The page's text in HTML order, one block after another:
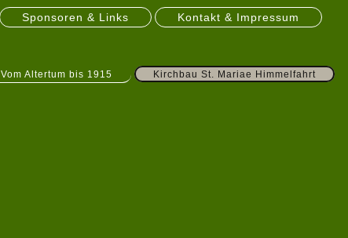
Sponsoren & Links Kontakt & Impressum
Vom Altertum bis 1915 Kirchbau St. Mariae Himmelfahrt